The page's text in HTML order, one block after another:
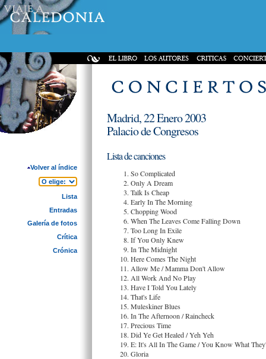
Volver al índice
Lista
Entradas
Galería de fotos
Crítica
Crónica
Madrid, 22 Enero 2003
Palacio de Congresos
Lista de canciones
So Complicated
Only A Dream
Talk Is Cheap
Early In The Morning
Chopping Wood
When The Leaves Come Falling Down
Too Long In Exile
If You Only Knew
In The Midnight
Here Comes The Night
Allow Me / Mamma Don't Allow
All Work And No Play
Have I Told You Lately
That's Life
Muleskiner Blues
In The Afternoon / Raincheck
Precious Time
Did Ye Get Healed / Yeh Yeh
E: It's All In The Game / You Know What
Gloria